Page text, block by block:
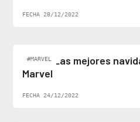
FECHA 28/12/2022
#MARVEL
Top 5: Las mejores
Marvel
FECHA 24/12/2022